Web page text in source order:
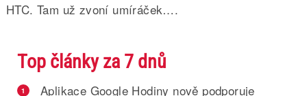
HTC. Tam už zvoní umíráček….
Top články za 7 dnů
1
Aplikace Google Hodiny nově podporuje